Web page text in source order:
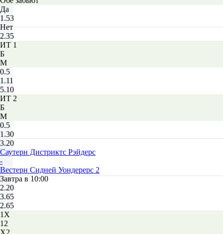
Да
1.53
Нет
2.35
ИТ 1
Б
М
0.5
1.11
5.10
ИТ 2
Б
М
0.5
1.30
3.20
Саутерн Дистриктс Рэйдерс
-
Вестерн Сидней Уондерерс 2
Завтра в 10:00
2.20
3.65
2.65
1X
12
X2